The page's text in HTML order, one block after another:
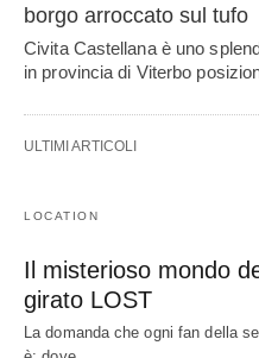
borgo arroccato sul tufo
Civita Castellana è uno
in provincia di Viterbo
ULTIMI ARTICOLI
LOCATION
Il misterioso mondo
girato LOST
La domanda che ogni fan della